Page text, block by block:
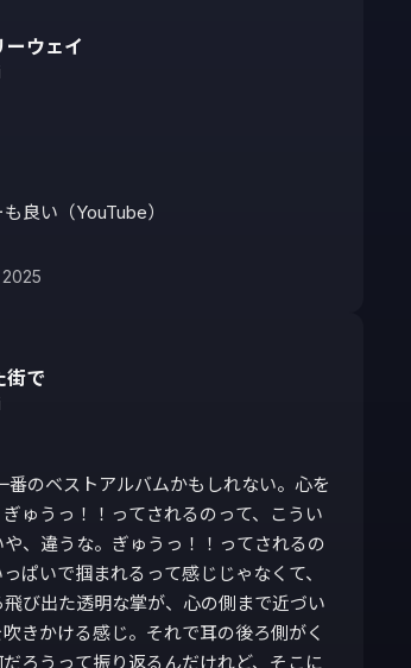
ーウェイ
良い（YouTube）
街で
番のベストアルバムかもしれない。心を
ゅうっ！！ってされるのって、こうい
、違うな。ぎゅうっ！！ってされるの
ぱいで掴まれるって感じじゃなくて、
び出た透明な掌が、心の側まで近づい
きかける感じ。それで耳の後ろ側がく
ろうって振り返るんだけれど、そこに